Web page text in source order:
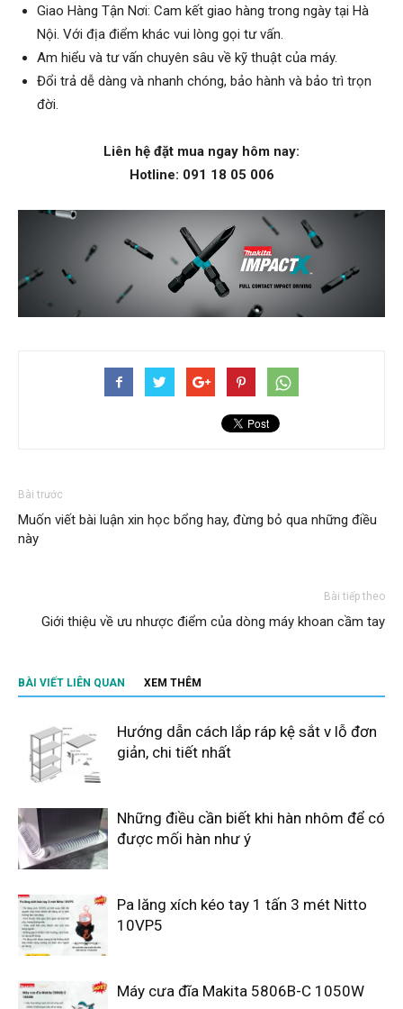
Giao Hàng Tận Nơi: Cam kết giao hàng trong ngày tại Hà
Nội. Với địa điểm khác vui lòng gọi tư vấn.
Am hiểu và tư vấn chuyên sâu về kỹ thuật của máy.
Đổi trả dễ dàng và nhanh chóng, bảo hành và bảo trì trọn
đời.
Liên hệ đặt mua ngay hôm nay:
Hotline: 091 18 05 006
Bài trước
Muốn viết bài luận xin học bổng hay, đừng bỏ qua những điều
này
Bài tiếp theo
Giới thiệu về ưu nhược điểm của dòng máy khoan cầm tay
BÀI VIẾT LIÊN QUAN XEM THÊM
Hướng dẫn cách lắp ráp kệ sắt v lỗ đơn
giản, chi tiết nhất
Những điều cần biết khi hàn nhôm để có
được mối hàn như ý
Pa lăng xích kéo tay 1 tấn 3 mét Nitto
10VP5
Máy cưa đĩa Makita 5806B-C 1050W